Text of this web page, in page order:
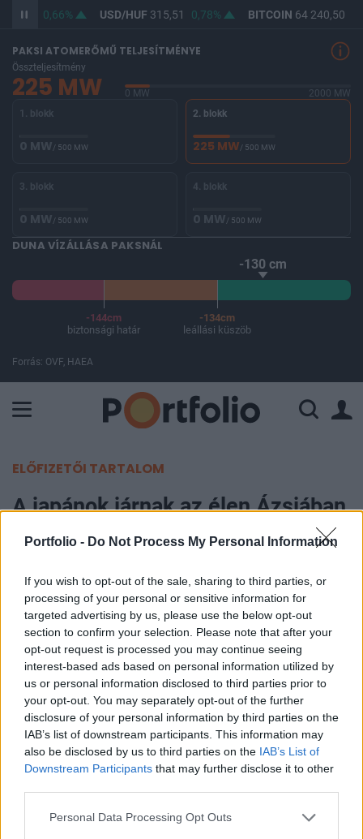
Portfolio - Do Not Process My Personal Information
If you wish to opt-out of the sale, sharing to third parties, or
processing of your personal or sensitive information for
targeted advertising by us, please use the below opt-out
section to confirm your selection. Please note that after your
opt-out request is processed you may continue seeing
interest-based ads based on personal information utilized by
us or personal information disclosed to third parties prior to
your opt-out. You may separately opt-out of the further
disclosure of your personal information by third parties on the
IAB’s list of downstream participants. This information may
also be disclosed by us to third parties on the IAB’s List of
Downstream Participants that may further disclose it to other
Personal Data Processing Opt Outs
0,66% USD/HUF315,51 0,78% BITCOIN64 240,50
PAKSI ATOMERŐMŰ TELJESÍTMÉNYE
Összteljesítmény
225 MW 0 MW
2000 MW
1. blokk
0 MW/ 500 MW
2. blokk
225 MW/ 500 MW
3. blokk
0 MW/ 500 MW
4. blokk
0 MW/ 500 MW
DUNA VÍZÁLLÁSA PAKSNÁL
-130 cm
-144cm
biztonsági határ
-134cm
leállási küszöb
Forrás: OVF, HAEA
ELŐFIZETŐI TARTALOM
A japánok járnak az élen Ázsiában
Portfolio
Továbbra is optimisták a távol-keleti befektetők,
az emelkedésben a japán börzék járnak az élen,
közel 1 százalékos pluszban tartózkodnak. A mai
mérsékelt optimizmusban szerepet játszhat, hogy
a japán kormány elköteleződését fejezte ki a jen
gyengítésével kapcsolatban, ami segítette az
exportorientált vállalatok részvényeit.
Semmilyen piacmozgató makrogazdasági hír nem került
nyilvánosságra, mely gátat szabhatott volna a tegnapi
a kereskedés továbbra is a pénteki hangulatnak